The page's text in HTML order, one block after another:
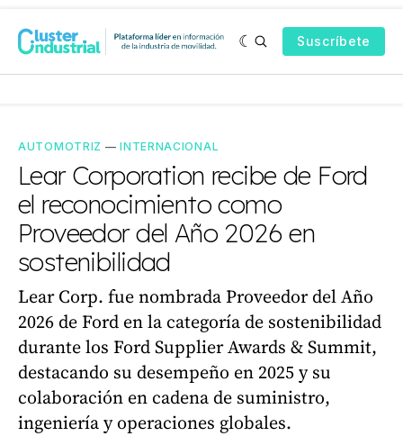
Suscríbete
AUTOMOTRIZ —INTERNACIONAL
Lear Corporation recibe de Ford
el reconocimiento como
Proveedor del Año 2026 en
sostenibilidad
Lear Corp. fue nombrada Proveedor del Año
2026 de Ford en la categoría de sostenibilidad
durante los Ford Supplier Awards & Summit,
destacando su desempeño en 2025 y su
colaboración en cadena de suministro,
ingeniería y operaciones globales.